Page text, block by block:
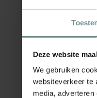
Deze website
We gebruiken
websiteverkeer te
media,